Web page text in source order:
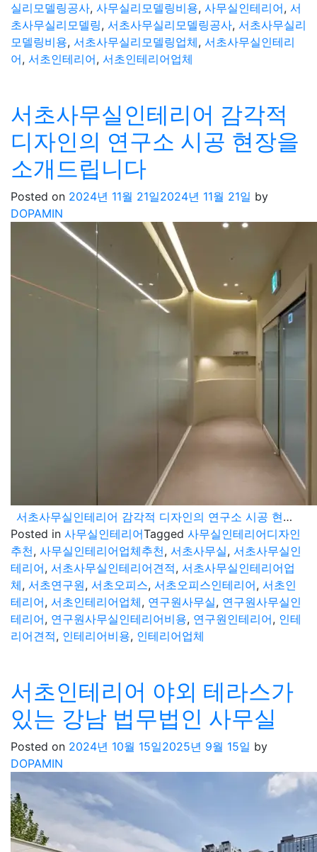
실리모델링공사, 사무실리모델링비용, 사무실인테리어, 서
초사무실리모델링, 서초사무실리모델링공사, 서초사무실리
모델링비용, 서초사무실리모델링업체, 서초사무실인테리
어, 서초인테리어, 서초인테리어업체
서초사무실인테리어 감각적
디자인의 연구소 시공 현장을
소개드립니다
Posted on 2024년 11월 21일2024년 11월 21일 by
DOPAMIN
서초사무실인테리어 감각적 디자인의 연구소 시공 현장을 소개드립니다
Posted in 사무실인테리어Tagged 사무실인테리어디자인
추천, 사무실인테리어업체추천, 서초사무실, 서초사무실인
테리어, 서초사무실인테리어견적, 서초사무실인테리어업
체, 서초연구원, 서초오피스, 서초오피스인테리어, 서초인
테리어, 서초인테리어업체, 연구원사무실, 연구원사무실인
테리어, 연구원사무실인테리어비용, 연구원인테리어, 인테
리어견적, 인테리어비용, 인테리어업체
서초인테리어 야외 테라스가
있는 강남 법무법인 사무실
Posted on 2024년 10월 15일2025년 9월 15일 by
DOPAMIN